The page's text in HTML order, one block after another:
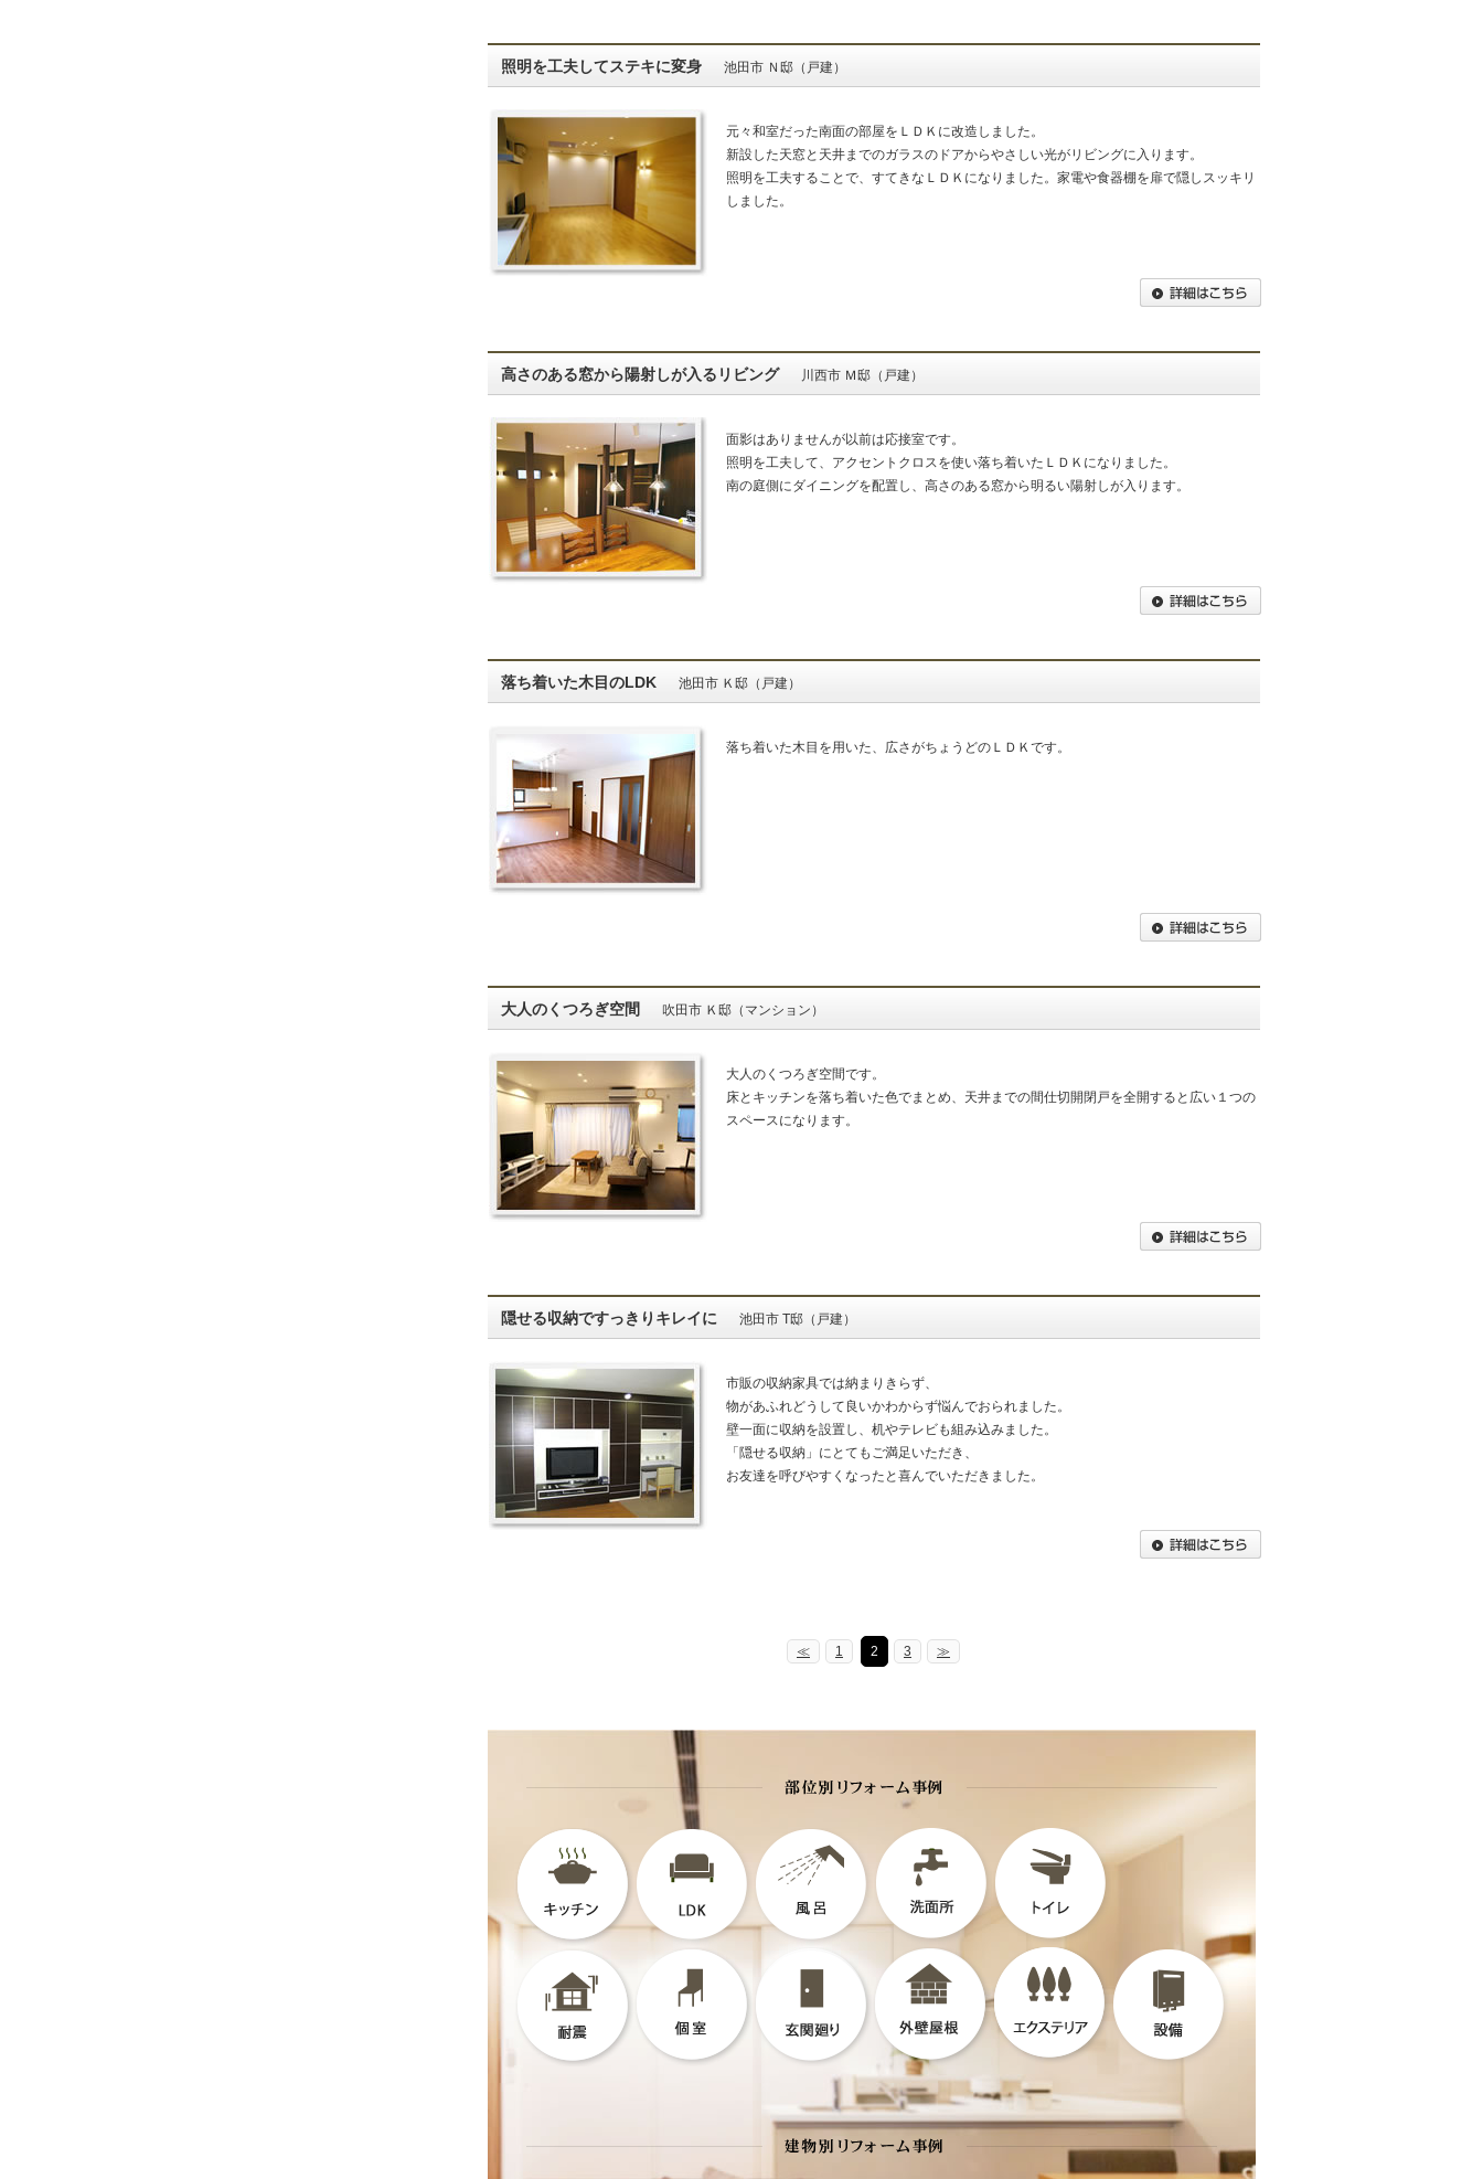
照明を工夫してステキに変身 池田市 Ｎ邸（戸建）
元々和室だった南面の部屋をＬＤＫに改造しました。
新設した天窓と天井までのガラスのドアからやさしい光がリビングに入ります。
照明を工夫することで、すてきなＬＤＫになりました。家電や食器棚を扉で隠しスッキリ
しました。
高さのある窓から陽射しが入るリビング 川西市 Ｍ邸（戸建）
面影はありませんが以前は応接室です。
照明を工夫して、アクセントクロスを使い落ち着いたＬＤＫになりました。
南の庭側にダイニングを配置し、高さのある窓から明るい陽射しが入ります。
落ち着いた木目のLDK 池田市 Ｋ邸（戸建）
落ち着いた木目を用いた、広さがちょうどのＬＤＫです。
大人のくつろぎ空間 吹田市 Ｋ邸（マンション）
大人のくつろぎ空間です。
床とキッチンを落ち着いた色でまとめ、天井までの間仕切開閉戸を全開すると広い１つの
スペースになります。
隠せる収納ですっきりキレイに 池田市 T邸（戸建）
市販の収納家具では納まりきらず、
物があふれどうして良いかわからず悩んでおられました。
壁一面に収納を設置し、机やテレビも組み込みました。
「隠せる収納」にとてもご満足いただき、
お友達を呼びやすくなったと喜んでいただきました。
≪ 1 2 3 ≫